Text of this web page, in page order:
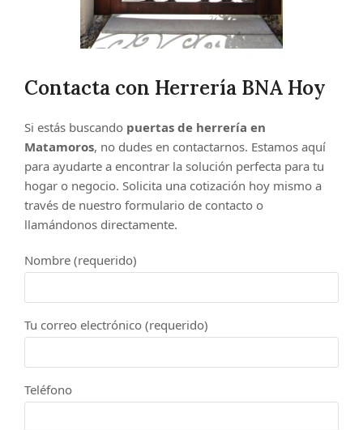
Contacta con Herrería BNA Hoy
Si estás buscando puertas de herrería en
Matamoros, no dudes en contactarnos. Estamos aquí
para ayudarte a encontrar la solución perfecta para tu
hogar o negocio. Solicita una cotización hoy mismo a
través de nuestro formulario de contacto o
llamándonos directamente.
Nombre (requerido)
Tu correo electrónico (requerido)
Teléfono